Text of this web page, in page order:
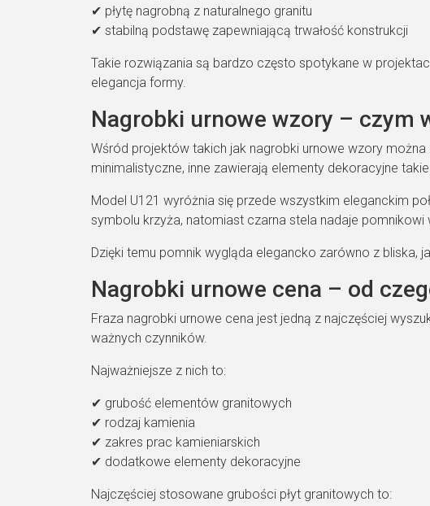
✔ płytę nagrobną z naturalnego granitu
✔ stabilną podstawę zapewniającą trwałość konstrukcji
Takie rozwiązania są bardzo często spotykane w
elegancja formy.
Nagrobki urnowe wzory – czym
Wśród projektów takich jak nagrobki urnowe wzory
minimalistyczne, inne zawierają elementy dekoracyjne
Model U121 wyróżnia się przede wszystkim eleganckim
symbolu krzyża, natomiast czarna stela nadaje pomnikowi
Dzięki temu pomnik wygląda elegancko zarówno z bliska,
Nagrobki urnowe cena – od
Fraza nagrobki urnowe cena jest jedną z najczęściej
ważnych czynników.
Najważniejsze z nich to:
✔ grubość elementów granitowych
✔ rodzaj kamienia
✔ zakres prac kamieniarskich
✔ dodatkowe elementy dekoracyjne
Najczęściej stosowane grubości płyt granitowych to: